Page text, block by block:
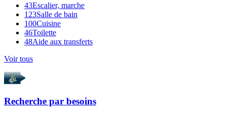
43Escalier, marche
123Salle de bain
100Cuisine
46Toilette
48Aide aux transferts
Voir tous
Recherche par besoins